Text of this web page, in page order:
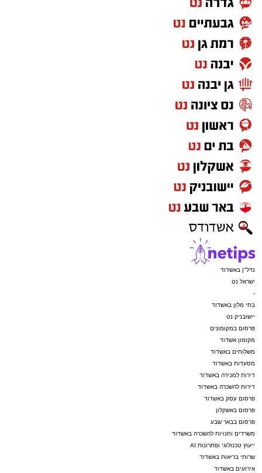
נדל"ן באשדוד
ישראל נט
-
בתי מלון באשדוד
יישובניק נט
פרסום במקומונים
מקומון אשדוד
משלוחים באשדוד
מסעדות באשדוד
דירות למכירה באשדוד
דירות להשכרה באשדוד
פרסום עסק באשדוד
פרסום באשקלון
פרסום בבאר שבע
משרדים וחנויות להשכרה באשדוד
ייעוץ טכנולוגי ופתרונות AI
שרותי בריאות באשדוד
אירועים באשדוד